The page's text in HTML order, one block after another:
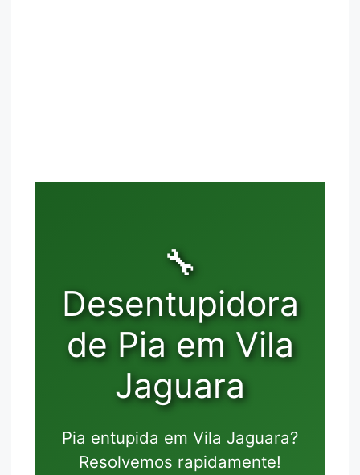
🔧
Desentupidora
de Pia em Vila
Jaguara
Pia entupida em Vila Jaguara?
Resolvemos rapidamente!